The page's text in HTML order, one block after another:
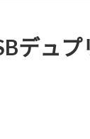
デュプ